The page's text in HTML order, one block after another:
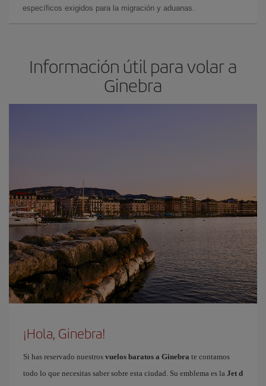
específicos exigidos para la migración y aduanas.
Información útil para volar a
Ginebra
¡Hola, Ginebra!
Si has reservado nuestros vuelos baratos a Ginebra te contamos
todo lo que necesitas saber sobre esta ciudad. Su emblema es la Jet d